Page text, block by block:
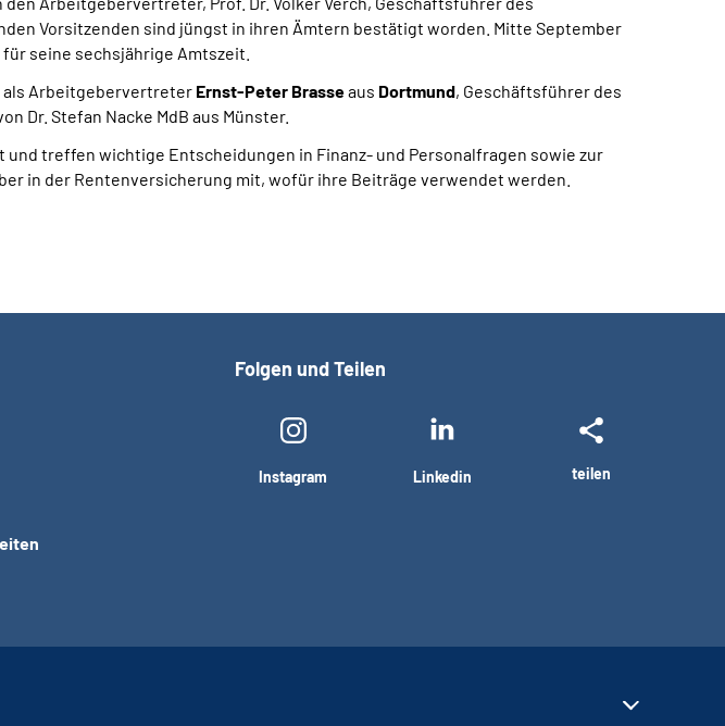
Vorsitzenden sind jüngst in ihren Ämtern bestätigt worden. Mitte September
seine sechsjährige Amtszeit.
als Arbeitgebervertreter Ernst-Peter Brasseaus Dortmund, Geschäftsführer des
Dr. Stefan Nacke MdB aus Münster.
treffen wichtige Entscheidungen in Finanz- und Personalfragen sowie zur
in der Rentenversicherung mit, wofür ihre Beiträge verwendet werden.
Folgen und Teilen
Instagram Linkedin teilen